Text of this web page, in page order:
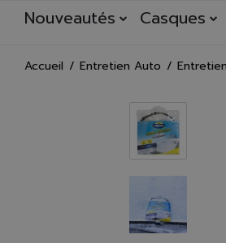
Nouveautés Casques
Accueil Entretien Auto